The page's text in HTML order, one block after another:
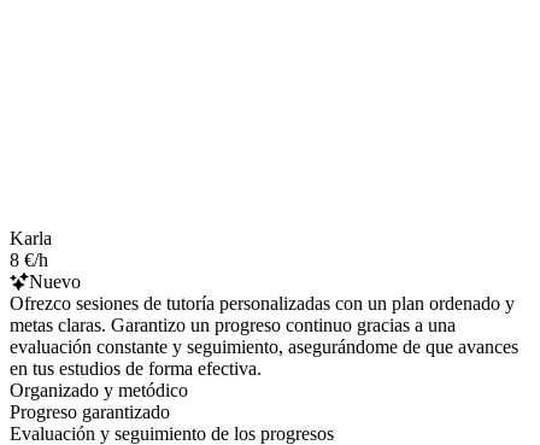
Karla
8 €/h
Nuevo
Ofrezco sesiones de tutoría personalizadas con un plan ordenado y
metas claras. Garantizo un progreso continuo gracias a una
evaluación constante y seguimiento, asegurándome de que avances
en tus estudios de forma efectiva.
Organizado y metódico
Progreso garantizado
Evaluación y seguimiento de los progresos